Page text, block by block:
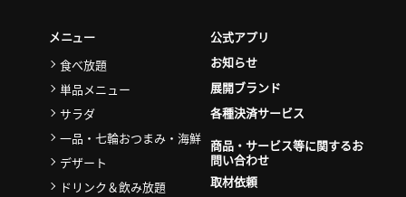
メニュー
食べ放題
単品メニュー
サラダ
一品・七輪おつまみ・海鮮
デザート
ドリンク＆飲み放題
公式アプリ
お知らせ
展開ブランド
各種決済サービス
商品・サービス等に関するお
問い合わせ
取材依頼